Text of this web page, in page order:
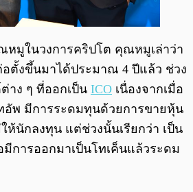
หมูในวงการคริปโต คุณหมูเล่าว่า
อตั้งขึ้นมาได้ประมาณ 4 ปีแล้ว ช่วง
าง ๆ ที่ออกเป็น ICO เนื่องจากเมื่อ
อัพ มีการระดมทุนด้วยการขายหุ้น
ห้นักลงทุน แต่ช่วงนั้นเรียกว่า เป็น
มีการออกมาเป็นโทเค็นแล้วระดม